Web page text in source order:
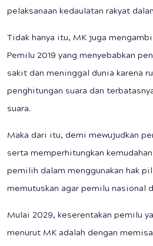
pelaksanaan kedaulatan rakyat
Tidak hanya itu, MK juga
Pemilu 2019 yang menyebabkan
sakit dan meninggal dunia karena
penghitungan suara dan
suara.
Maka dari itu, demi mewujudkan
serta memperhitungkan
pemilih dalam menggunakan hak
memutuskan agar pemilu nasional
Mulai 2029, keserentakan pemilu
menurut MK adalah dengan